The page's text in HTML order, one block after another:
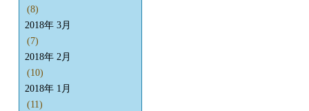
(8)
2018年 3月
(7)
2018年 2月
(10)
2018年 1月
(11)